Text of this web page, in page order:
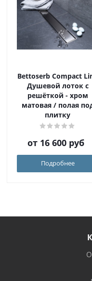
Bettoserb Compact
Душевой лоток с
решёткой - хром
матовая / полая
плитку
от 16 600 руб
Подробнее